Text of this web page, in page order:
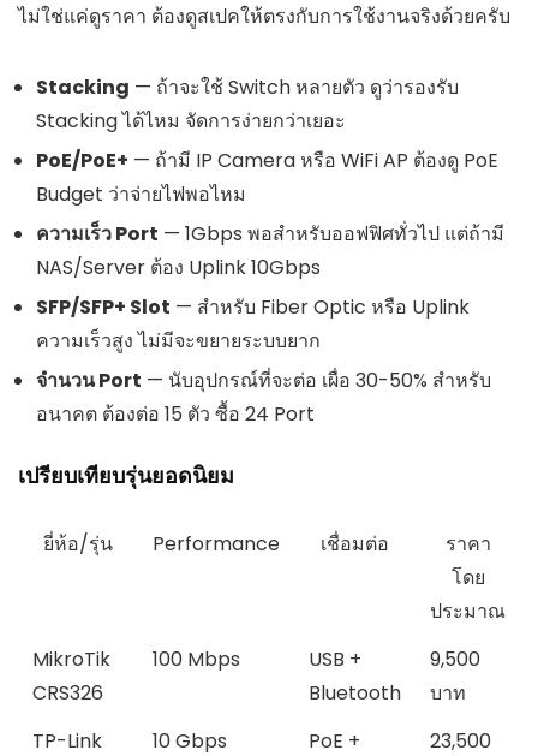
ไม่ใช่แค่ดูราคา ต้องดูสเปคให้ตรงกับการใช้งานจริงด้วยครับ
Stacking — ถ้าจะใช้ Switch หลายตัว ดูว่ารองรับ
Stacking ได้ไหม จัดการง่ายกว่าเยอะ
PoE/PoE+ — ถ้ามี IP Camera หรือ WiFi AP ต้องดู PoE
Budget ว่าจ่ายไฟพอไหม
ความเร็ว Port — 1Gbps พอสำหรับออฟฟิศทั่วไป แต่ถ้ามี
NAS/Server ต้อง Uplink 10Gbps
SFP/SFP+ Slot — สำหรับ Fiber Optic หรือ Uplink
ความเร็วสูง ไม่มีจะขยายระบบยาก
จำนวน Port — นับอุปกรณ์ที่จะต่อ เผื่อ 30-50% สำหรับ
อนาคต ต้องต่อ 15 ตัว ซื้อ 24 Port
เปรียบเทียบรุ่นยอดนิยม
ยี่ห้อ/รุ่น Performance เชื่อมต่อ
ราคา
โดย
ประมาณ
MikroTik
CRS326
100 Mbps
USB +
Bluetooth
9,500
บาท
TP-Link
10 Gbps
PoE +
23,500